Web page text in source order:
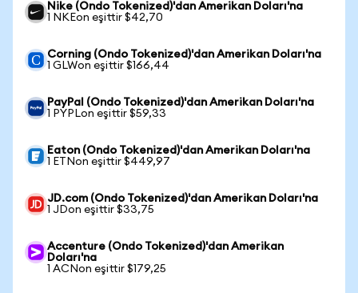
Nike (Ondo Tokenized)'dan Amerikan Doları'na
1 NKEon eşittir $42,70
Corning (Ondo Tokenized)'dan Amerikan Doları'na
1 GLWon eşittir $166,44
PayPal (Ondo Tokenized)'dan Amerikan Doları'na
1 PYPLon eşittir $59,33
Eaton (Ondo Tokenized)'dan Amerikan Doları'na
1 ETNon eşittir $449,97
JD.com (Ondo Tokenized)'dan Amerikan Doları'na
1 JDon eşittir $33,75
Accenture (Ondo Tokenized)'dan Amerikan
Doları'na
1 ACNon eşittir $179,25